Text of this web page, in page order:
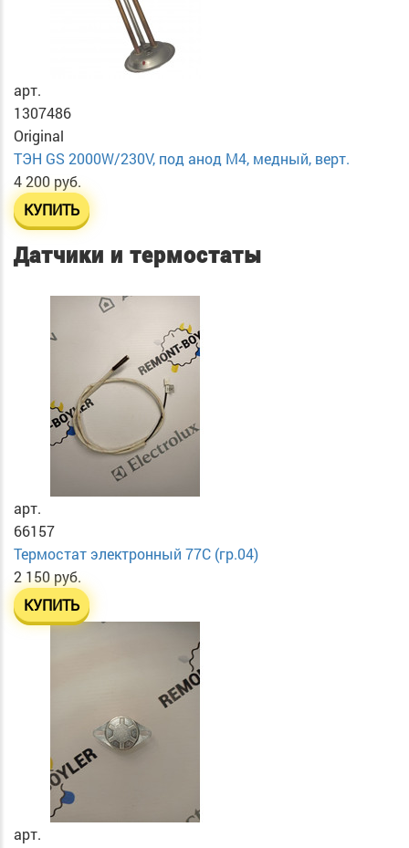
арт.
1307486
Original
ТЭН GS 2000W/230V, под анод М4, медный, верт.
4 200 руб.
КУПИТЬ
Датчики и термостаты
арт.
66157
Термостат электронный 77C (гр.04)
2 150 руб.
КУПИТЬ
арт.